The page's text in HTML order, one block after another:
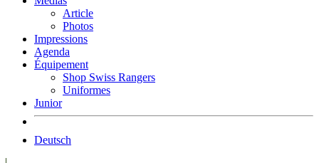
Article
Photos
Impressions
Agenda
Équipement
Shop Swiss Rangers
Uniformes
Junior
Deutsch